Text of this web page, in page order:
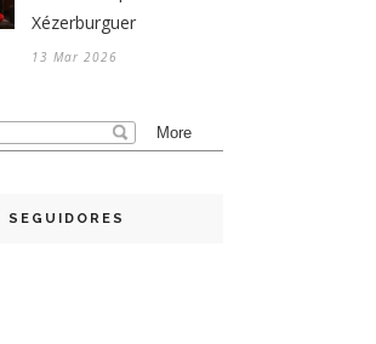
Xézerburguer
13 Mar 2026
SEGUIDORES